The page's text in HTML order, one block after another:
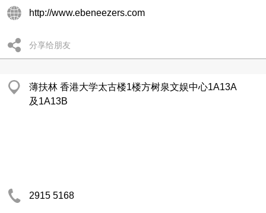
http://www.ebeneezers.com
分享给朋友
薄扶林 香港大学太古楼1楼方树泉文娱中心1A13A
及1A13B
2915 5168